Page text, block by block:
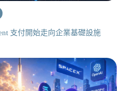
支付開始走向企業基礎設施